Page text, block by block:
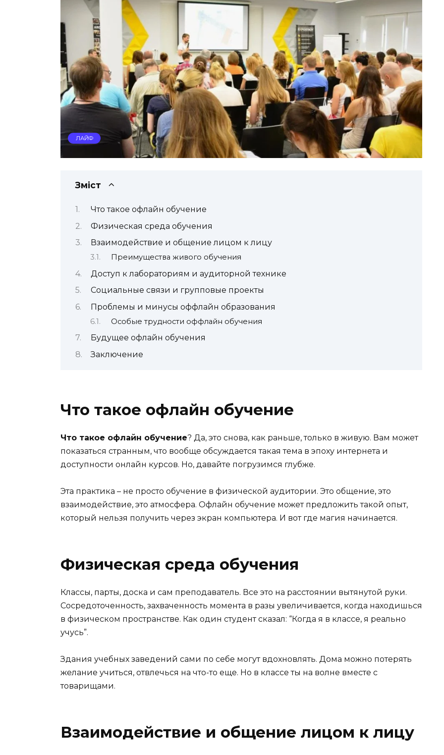
ЛАЙФ
Зміст
Что такое офлайн обучение
Физическая среда обучения
Взаимодействие и общение лицом к лицу
Преимущества живого обучения
Доступ к лабораториям и аудиторной технике
Социальные связи и групповые проекты
Проблемы и минусы оффлайн образования
Особые трудности оффлайн обучения
Будущее офлайн обучения
Заключение
Что такое офлайн обучение
Что такое офлайн обучение? Да, это снова, как раньше, только в живую. Вам может
показаться странным, что вообще обсуждается такая тема в эпоху интернета и
доступности онлайн курсов. Но, давайте погрузимся глубже.
Эта практика – не просто обучение в физической аудитории. Это общение, это
взаимодействие, это атмосфера. Офлайн обучение может предложить такой опыт,
который нельзя получить через экран компьютера. И вот где магия начинается.
Физическая среда обучения
Классы, парты, доска и сам преподаватель. Все это на расстоянии вытянутой руки.
Сосредоточенность, захваченность момента в разы увеличивается, когда находишься
в физическом пространстве. Как один студент сказал: “Когда я в классе, я реально
учусь”.
Здания учебных заведений сами по себе могут вдохновлять. Дома можно потерять
желание учиться, отвлечься на что-то еще. Но в классе ты на волне вместе с
товарищами.
Взаимодействие и общение лицом к лицу